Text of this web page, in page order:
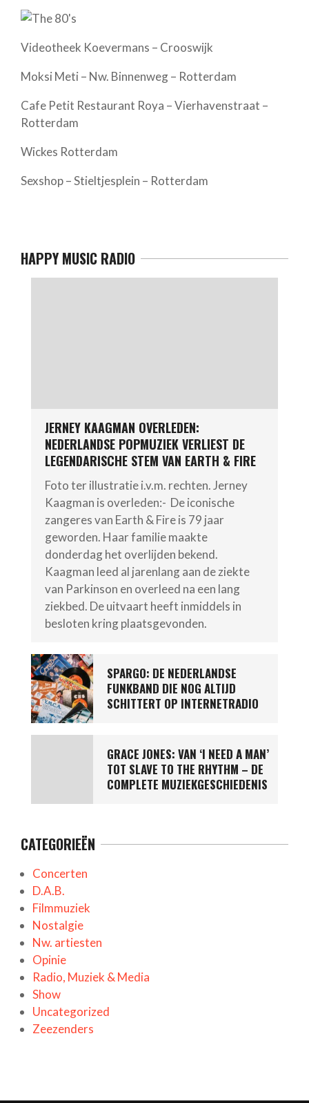
Videotheek Koevermans – Crooswijk
Moksi Meti – Nw. Binnenweg – Rotterdam
Cafe Petit Restaurant Roya – Vierhavenstraat –
Rotterdam
Wickes Rotterdam
Sexshop – Stieltjesplein – Rotterdam
HAPPY MUSIC RADIO
JERNEY KAAGMAN OVERLEDEN:
NEDERLANDSE POPMUZIEK VERLIEST DE
LEGENDARISCHE STEM VAN EARTH & FIRE
Foto ter illustratie i.v.m. rechten. Jerney
Kaagman is overleden:- De iconische
zangeres van Earth & Fire is 79 jaar
geworden. Haar familie maakte
donderdag het overlijden bekend.
Kaagman leed al jarenlang aan de ziekte
van Parkinson en overleed na een lang
ziekbed. De uitvaart heeft inmiddels in
besloten kring plaatsgevonden.
SPARGO: DE NEDERLANDSE
FUNKBAND DIE NOG ALTIJD
SCHITTERT OP INTERNETRADIO
GRACE JONES: VAN ‘I NEED A MAN’
TOT SLAVE TO THE RHYTHM – DE
COMPLETE MUZIEKGESCHIEDENIS
CATEGORIEËN
Concerten
D.A.B.
Filmmuziek
Nostalgie
Nw. artiesten
Opinie
Radio, Muziek & Media
Show
Uncategorized
Zeezenders